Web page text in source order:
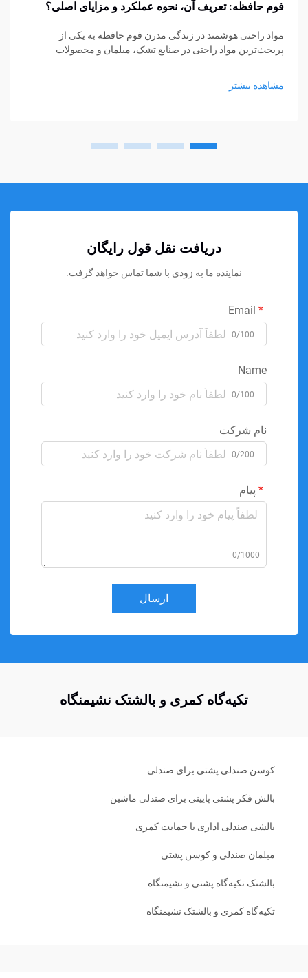
فوم حافظه: تعریف آن، نحوه عملکرد و مزایای اصلی؟
مواد راحتی هوشمند در زندگی مدرن فوم حافظه به یکی از
پربحث‌ترین مواد راحتی در صنایع تشک، مبلمان و محصولات
مشاهده بیشتر
دریافت نقل قول رایگان
نماینده ما به زودی با شما تماس خواهد گرفت.
0/100
Name
0/100
نام شرکت
0/200
پیام
0/1000
ارسال
تکیه‌گاه کمری و بالشتک نشیمنگاه
کوسن صندلی پشتی برای صندلی
بالش فکر پشتی پایینی برای صندلی ماشین
بالشی صندلی اداری با حمایت کمری
مبلمان صندلی و کوسن پشتی
بالشتک تکیه‌گاه پشتی و نشیمنگاه
تکیه‌گاه کمری و بالشتک نشیمنگاه